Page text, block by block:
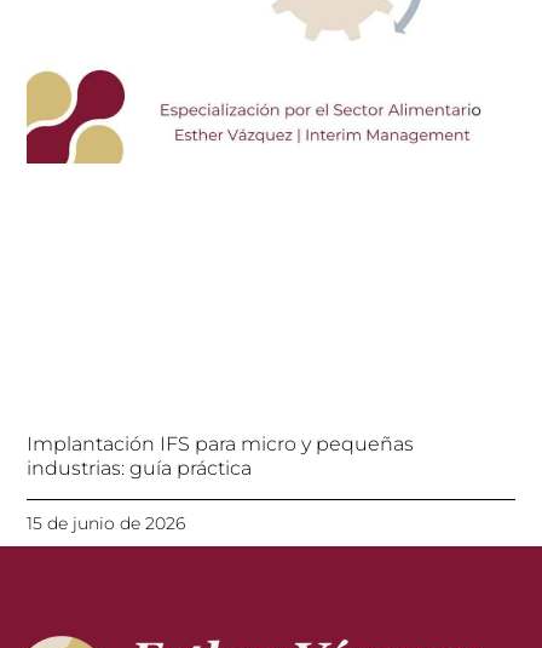
Implantación IFS para micro y pequeñas
industrias: guía práctica
15 de junio de 2026